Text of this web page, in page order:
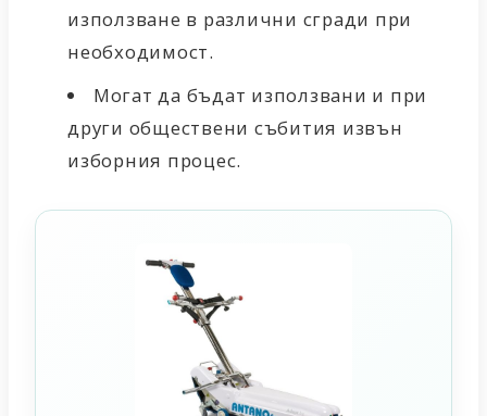
използване в различни сгради при
необходимост.
Могат да бъдат използвани и при
други обществени събития извън
изборния процес.